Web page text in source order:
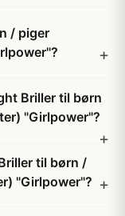
/ piger
Briller til børn
"Girlpower"?
til børn /
"Girlpower"?